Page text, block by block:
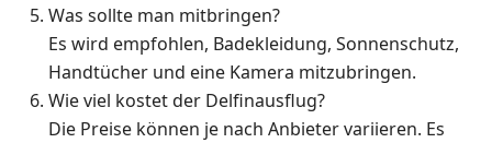
Was sollte man mitbringen?
Es wird empfohlen, Badekleidung, Sonnenschutz,
Handtücher und eine Kamera mitzubringen.
Wie viel kostet der Delfinausflug?
Die Preise können je nach Anbieter variieren. Es